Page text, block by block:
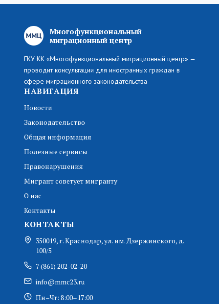
Многофункциональный
миграционный центр
ГКУ КК «Многофункциональный миграционный центр» —
проводит консультации для иностранных граждан в
сфере миграционного законодательства
НАВИГАЦИЯ
Новости
Законодательство
Общая информация
Полезные сервисы
Правонарушения
Мигрант советует мигранту
О нас
Контакты
КОНТАКТЫ
350019, г. Краснодар, ул. им. Дзержинского, д.
100/5
7 (861) 202-02-20
info@mmc23.ru
Пн–Чт: 8:00–17:00